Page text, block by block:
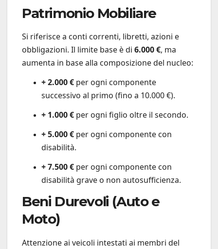
Patrimonio Mobiliare
Si riferisce a conti correnti, libretti, azioni e
obbligazioni. Il limite base è di 6.000 €, ma
aumenta in base alla composizione del nucleo:
+ 2.000 € per ogni componente
successivo al primo (fino a 10.000 €).
+ 1.000 € per ogni figlio oltre il secondo.
+ 5.000 € per ogni componente con
disabilità.
+ 7.500 € per ogni componente con
disabilità grave o non autosufficienza.
Beni Durevoli (Auto e
Moto)
Attenzione ai veicoli intestati ai membri del